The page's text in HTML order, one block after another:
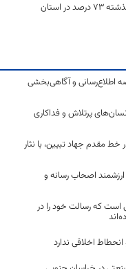
تعداد اهداکنندگان مستمر خون نسبت به سال گذشته ۷۳ درصد در استان
اطلاع‌رسانی و آگاهی‌بخشی
پرتلاش و فداکاری
مقدم جهاد تبیین، با نثار
اصحاب رسانه و
است که رسالت خود را در
اخلاقی ندارد